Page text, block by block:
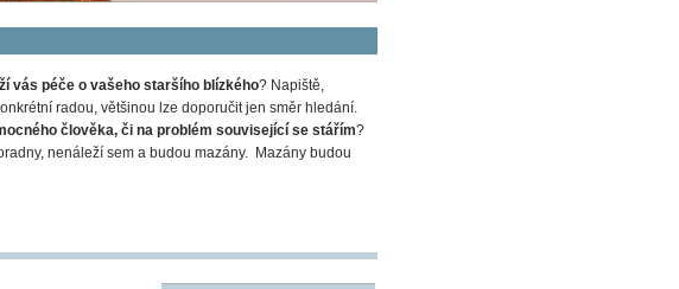
vás péče o vašeho staršího blízkého? Napiště,
radou, většinou lze doporučit jen směr hledání.
člověka, či na problém související se stářím?
nenáleží sem a budou mazány. Mazány budou